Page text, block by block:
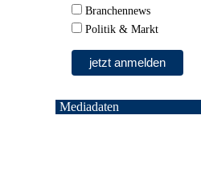
Branchennews
Politik & Markt
Mediadaten